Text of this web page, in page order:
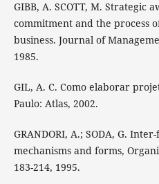
GIBB, A. SCOTT, M. Strategic
commitment and the process
business. Journal of
1985.
GIL, A. C. Como elaborar
Paulo: Atlas, 2002.
GRANDORI, A.; SODA, G.
mechanisms and forms,
183-214, 1995.